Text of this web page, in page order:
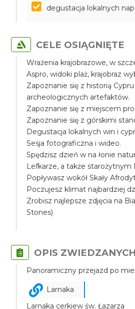
degustacja lokalnych
CELE OSIĄGNIĘTE
Wrażenia krajobrazowe, w
Aspro, widoki plaż, krajobraz
Zapoznanie się z historią
archeologicznych artefaktów.
Zapoznanie się z miejscem
Zapoznanie się z górskimi
Degustacja lokalnych win i
Sesja fotograficzna i wideo.
Spędzisz dzień w na łonie
Lefkarze, a także starożytnym
Popływasz wokół Skały
Poczujesz klimat najbardziej
Zrobisz najlepsze zdjęcia na
Stones)
OPIS
Panoramiczny przejazd po
Larnaka
Larnaka cerkiew św. Łazarza